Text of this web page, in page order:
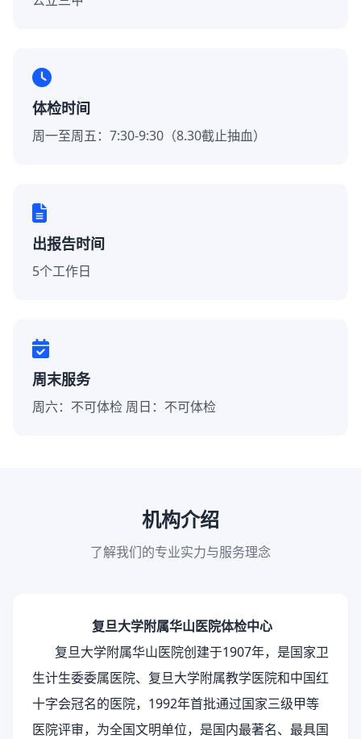
体检时间
周一至周五：7:30-9:30（8.30截止抽血）
出报告时间
5个工作日
周末服务
周六：不可体检 周日：不可体检
机构介绍
了解我们的专业实力与服务理念
复旦大学附属华山医院体检中心
复旦大学附属华山医院创建于1907年，是国家卫
生计生委委属医院、复旦大学附属教学医院和中国红
十字会冠名的医院，1992年首批通过国家三级甲等
医院评审，为全国文明单位，是国内最著名、最具国